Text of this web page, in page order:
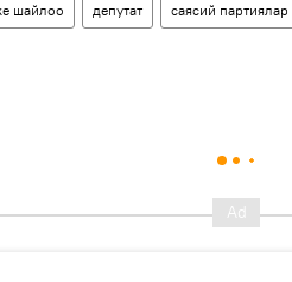
шайлоо депутат саясий партиялар